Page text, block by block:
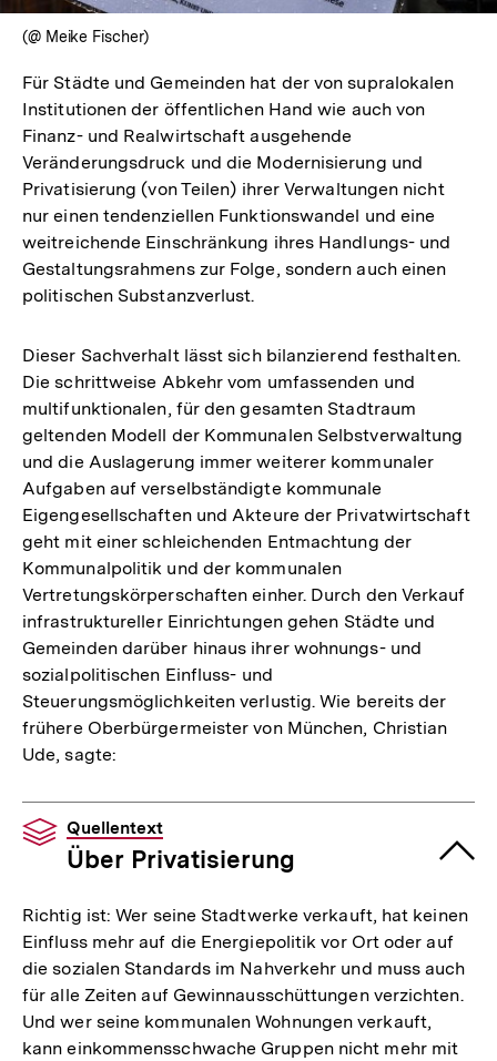
(@ Meike Fischer)
Für Städte und Gemeinden hat der von supralokalen
Institutionen der öffentlichen Hand wie auch von
Finanz- und Realwirtschaft ausgehende
Veränderungsdruck und die Modernisierung und
Privatisierung (von Teilen) ihrer Verwaltungen nicht
nur einen tendenziellen Funktionswandel und eine
weitreichende Einschränkung ihres Handlungs- und
Gestaltungsrahmens zur Folge, sondern auch einen
politischen Substanzverlust.
Dieser Sachverhalt lässt sich bilanzierend festhalten.
Die schrittweise Abkehr vom umfassenden und
multifunktionalen, für den gesamten Stadtraum
geltenden Modell der Kommunalen Selbstverwaltung
und die Auslagerung immer weiterer kommunaler
Aufgaben auf verselbständigte kommunale
Eigengesellschaften und Akteure der Privatwirtschaft
geht mit einer schleichenden Entmachtung der
Kommunalpolitik und der kommunalen
Vertretungskörperschaften einher. Durch den Verkauf
infrastruktureller Einrichtungen gehen Städte und
Gemeinden darüber hinaus ihrer wohnungs- und
sozialpolitischen Einfluss- und
Steuerungsmöglichkeiten verlustig. Wie bereits der
frühere Oberbürgermeister von München, Christian
Ude, sagte:
Quellentext
Über Privatisierung
Richtig ist: Wer seine Stadtwerke verkauft, hat keinen
Einfluss mehr auf die Energiepolitik vor Ort oder auf
die sozialen Standards im Nahverkehr und muss auch
für alle Zeiten auf Gewinnausschüttungen verzichten.
Und wer seine kommunalen Wohnungen verkauft,
kann einkommensschwache Gruppen nicht mehr mit